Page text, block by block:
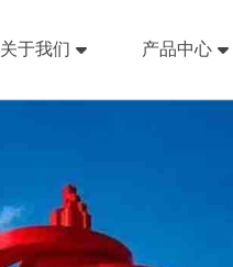
关于我们 产品中心